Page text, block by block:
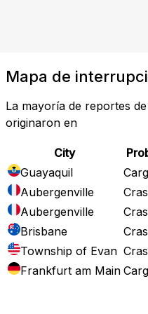
Mapa de
La mayoría de reportes
originaron en
City
Guayaquil
Aubergenville
Aubergenville
Brisbane
Township of Evan
Frankfurt am Main